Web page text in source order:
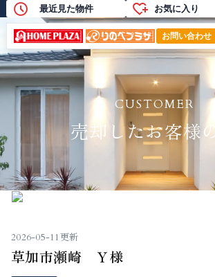
最近見た物件 お気に入り
お問い合わせ
売却したお客様の声
CUSTOMER
売却したお客様
2026-05-11更新
草加市瀬崎 Ｙ様